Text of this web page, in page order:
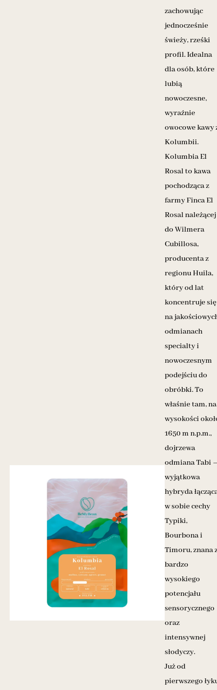
zachowując
jednocześnie
świeży, rześki
profil. Idealna
dla osób, które
lubią
nowoczesne,
wyraźnie
owocowe kawy
Kolumbii.
Kolumbia El
Rosal to kawa
pochodząca z
farmy Finca El
Rosal należącej
do Wilmera
Cubillosa,
producenta z
regionu Huila,
który od lat
koncentruje się
na
odmianach
specialty i
nowoczesnym
podejściu do
obróbki. To
właśnie tam, na
wysokości
1650 m n.p.m.,
dojrzewa
odmiana Tabi
wyjątkowa
hybryda
w sobie cechy
Typiki,
Bourbona i
Timoru, znana
bardzo
wysokiego
potencjału
sensorycznego
oraz
intensywnej
słodyczy.
Już od
pierwszego